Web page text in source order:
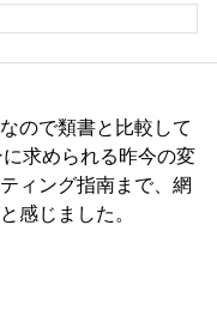
ので類書と比較して
求められる昨今の変
ィング指南まで、網
感じました。